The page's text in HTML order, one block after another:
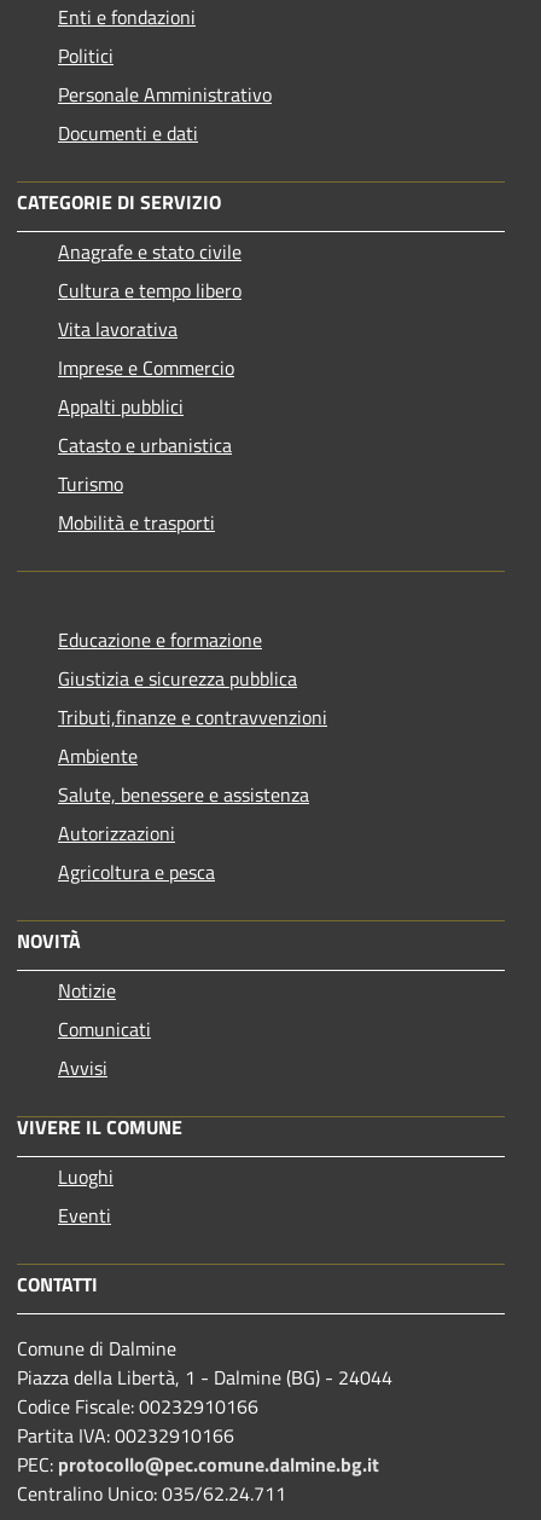
Enti e fondazioni
Politici
Personale Amministrativo
Documenti e dati
CATEGORIE DI SERVIZIO
Anagrafe e stato civile
Cultura e tempo libero
Vita lavorativa
Imprese e Commercio
Appalti pubblici
Catasto e urbanistica
Turismo
Mobilità e trasporti
Educazione e formazione
Giustizia e sicurezza pubblica
Tributi,finanze e contravvenzioni
Ambiente
Salute, benessere e assistenza
Autorizzazioni
Agricoltura e pesca
NOVITÀ
Notizie
Comunicati
Avvisi
VIVERE IL COMUNE
Luoghi
Eventi
CONTATTI
Comune di Dalmine
Piazza della Libertà, 1 - Dalmine (BG) - 24044
Codice Fiscale: 00232910166
Partita IVA: 00232910166
PEC: protocollo@pec.comune.dalmine.bg.it
Centralino Unico: 035/62.24.711